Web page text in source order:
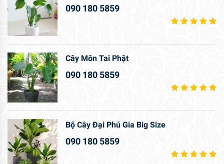
090 180 5859
Cây Môn Tai Phật
090 180 5859
Bộ Cây Đại Phú Gia Big Size
090 180 5859